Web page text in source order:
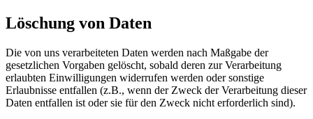
Löschung von Daten
Die von uns verarbeiteten Daten werden nach Maßgabe der
gesetzlichen Vorgaben gelöscht, sobald deren zur Verarbeitung
erlaubten Einwilligungen widerrufen werden oder sonstige
Erlaubnisse entfallen (z.B., wenn der Zweck der Verarbeitung dieser
Daten entfallen ist oder sie für den Zweck nicht erforderlich sind).